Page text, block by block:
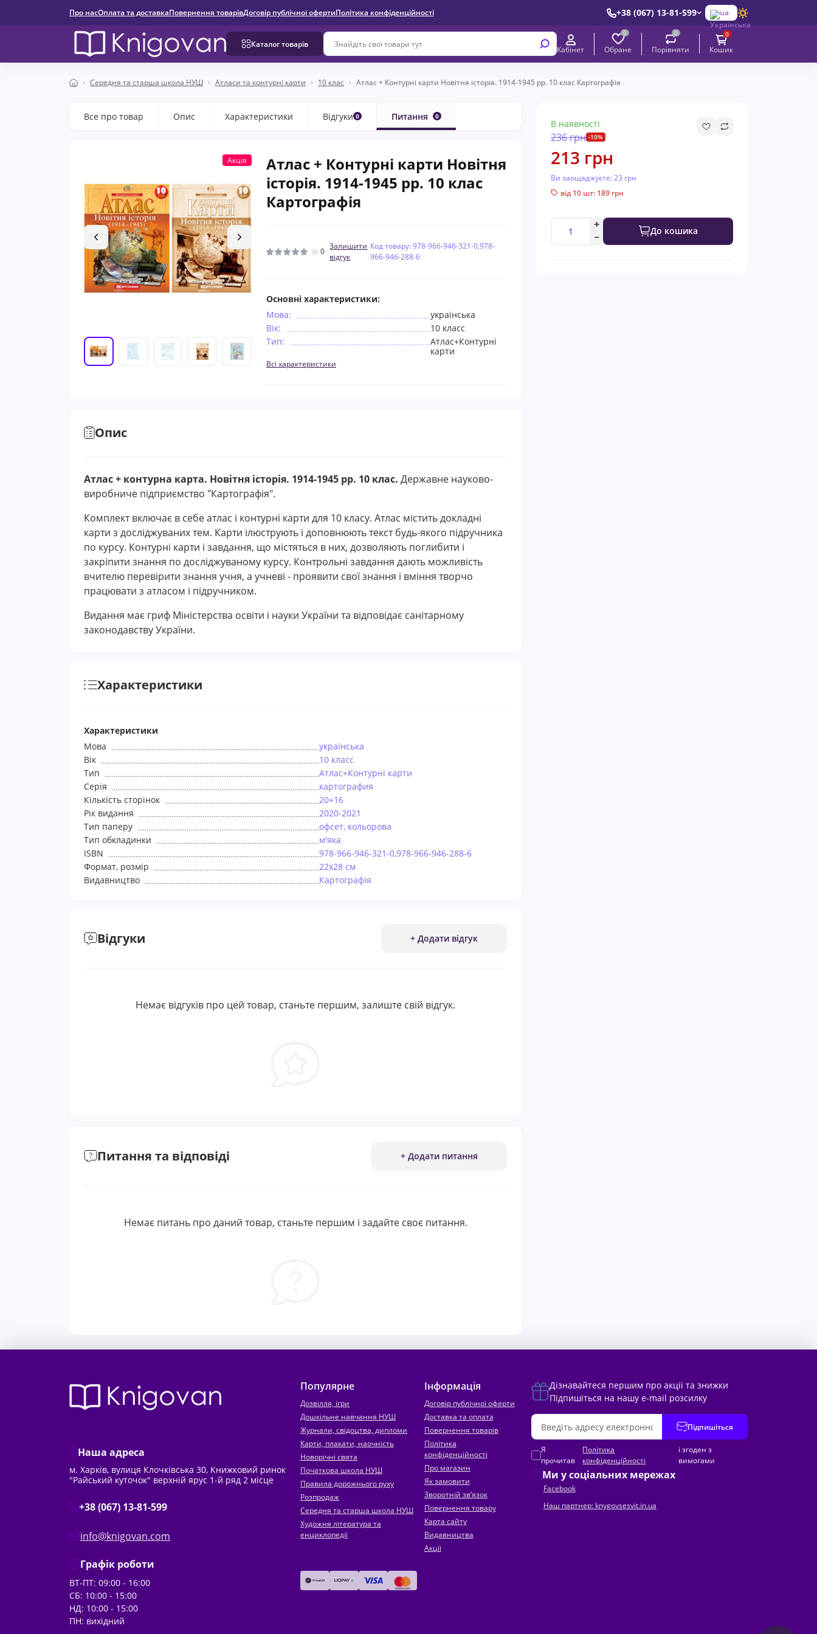
Про насОплата та доставкаПовернення товарівДоговір публічної офертиПолітика конфіденційності +38 (067) 13-81-599 ua
Каталог товарів
Кабінет
0
Обране
0
Порівняти
0
Кошик
Середня та старша школа НУШ Атласи та контурні карти 10 клас Атлас + Контурні карти Новітня історія. 1914-1945 рр. 10 клас Картографія
Все про товар Опис Характеристики Відгуки 0 Питання 0
Акція
Атлас + Контурні карти Новітня
історія. 1914-1945 рр. 10 клас
Картографія
0
Залишити
відгук
Код товару: 978-966-946-321-0,978-
966-946-288-6
В наявності
236 грн -10%
213 грн
Ви заощаджуєте:23 грн
від 10 шт: 189 грн
До кошика
Основні характеристики:
Мова:
українська
Вік:
10 класс
Тип:
Атлас+Контурні
карти
Всі характеристики
Опис
Атлас + контурна карта. Новітня історія. 1914-1945 рр. 10 клас. Державне науково-
виробниче підприємство "Картографія".
Комплект включає в себе атлас і контурні карти для 10 класу. Атлас містить докладні
карти з досліджуваних тем. Карти ілюструють і доповнюють текст будь-якого підручника
по курсу. Контурні карти і завдання, що містяться в них, дозволяють поглибити і
закріпити знання по досліджуваному курсу. Контрольні завдання дають можливість
вчителю перевірити знання учня, а учневі - проявити свої знання і вміння творчо
працювати з атласом і підручником.
Видання має гриф Міністерства освіти і науки України та відповідає санітарному
законодавству України.
Характеристики
Характеристики
Мова
українська
Вік
10 класс
Тип
Атлас+Контурні карти
Серія
картография
Кількість сторінок
20+16
Рік видання
2020-2021
Тип паперу
офсет, кольорова
Тип обкладинки
м'яка
ISBN
978-966-946-321-0,978-966-946-288-6
Формат, розмір
22х28 см
Видавництво
Картографія
Відгуки + Додати відгук
Немає відгуків про цей товар, станьте першим, залиште свій відгук.
Питання та відповіді + Додати питання
Немає питань про даний товар, станьте першим і задайте своє питання.
Наша адреса
м. Харків, вулиця Клочківська 30, Книжковий ринок
"Райський куточок" верхній ярус 1-й ряд 2 місце
+38 (067) 13-81-599
info@knigovan.com
Графік роботи
ВТ-ПТ: 09:00 - 16:00
СБ: 10:00 - 15:00
НД: 10:00 - 15:00
ПН: вихідний
Популярне
Дозвілля, ігри
Дошкільне навчання НУШ
Журнали, свідоцтва, дипломи
Карти, плакати, наочність
Новорічні свята
Початкова школа НУШ
Правила дорожнього руху
Розпродаж
Середня та старша школа НУШ
Художня література та
енциклопедії
Інформація
Договір публічної оферти
Доставка та оплата
Повернення товарів
Політика
конфіденційності
Про магазин
Як замовити
Зворотній зв’язок
Повернення товару
Карта сайту
Видавництва
Акції
Ми у соціальних мережах
Facebook
Наш партнер: knygovsesvit.in.ua
Дізнавайтеся першим про акції та знижки
Підпишіться на нашу e-mail розсилку
Підпишіться
Я
прочитав
Політика
конфіденційності
і згоден з
вимогами